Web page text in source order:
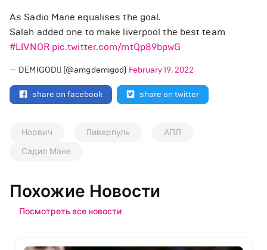
As Sadio Mane equalises the goal.
Salah added one to make liverpool the best team
#LIVNOR pic.twitter.com/mtQp89bpwG
— DEMIGOD (@amgdemigod) February 19, 2022
share on facebook share on twitter
Норвич Ливерпуль
АПЛ
Садио Мане
Похожие Новости
Посмотреть все новости